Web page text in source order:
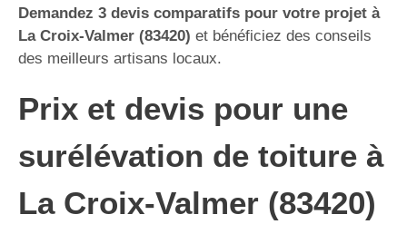
Demandez 3 devis comparatifs pour votre projet à
La Croix-Valmer (83420) et bénéficiez des conseils
des meilleurs artisans locaux.
Prix et devis pour une
surélévation de toiture à
La Croix-Valmer (83420)